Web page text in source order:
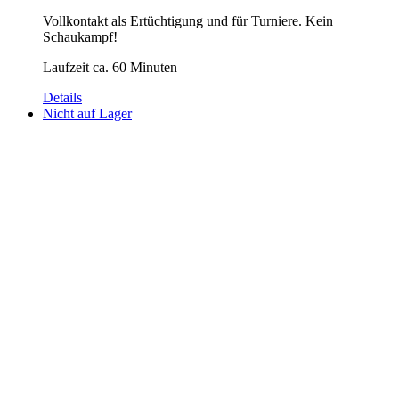
Vollkontakt als Ertüchtigung und für Turniere. Kein
Schaukampf!
Laufzeit ca. 60 Minuten
Details
Nicht auf Lager